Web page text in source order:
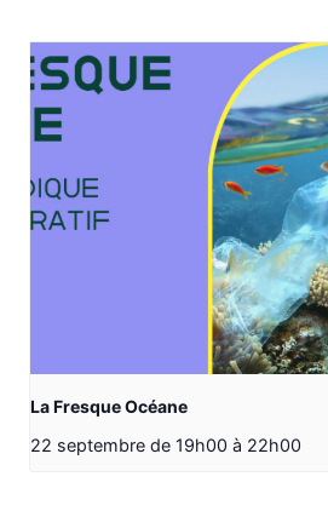
La Fresque Océane
22 septembre de 19h00 à 22h00